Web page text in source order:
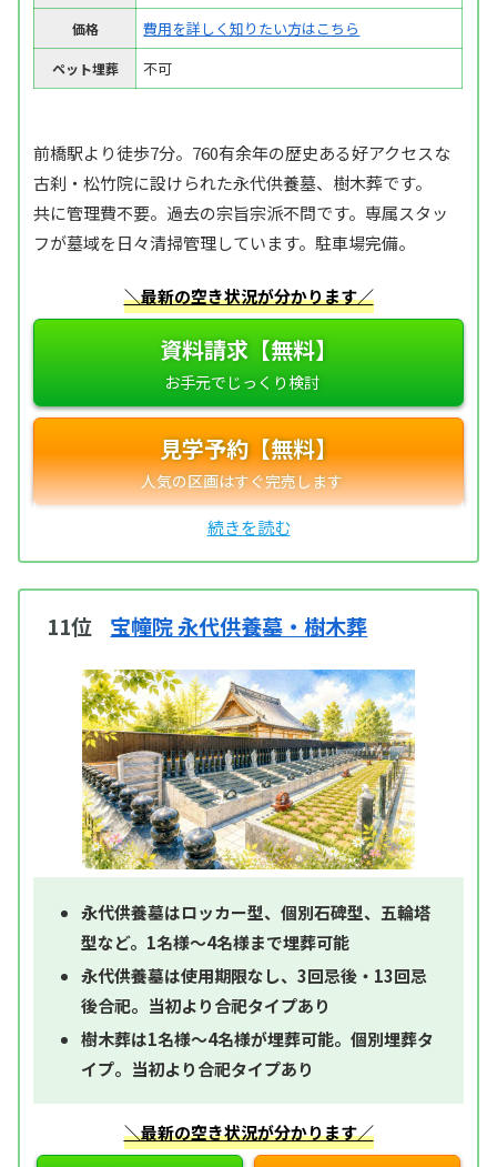
価格 費用を詳しく知りたい方はこちら
ペット埋葬 不可
前橋駅より徒歩7分。760有余年の歴史ある好アクセスな
古刹・松竹院に設けられた永代供養墓、樹木葬です。
共に管理費不要。過去の宗旨宗派不問です。専属スタッ
フが墓域を日々清掃管理しています。駐車場完備。
＼最新の空き状況が分かります／
資料請求【無料】
見学予約【無料】
11位 宝幢院 永代供養墓・樹木葬
永代供養墓はロッカー型、個別石碑型、五輪塔
型など。1名様～4名様まで埋葬可能
永代供養墓は使用期限なし、3回忌後・13回忌
後合祀。当初より合祀タイプあり
樹木葬は1名様～4名様が埋葬可能。個別埋葬タ
イプ。当初より合祀タイプあり
＼最新の空き状況が分かります／